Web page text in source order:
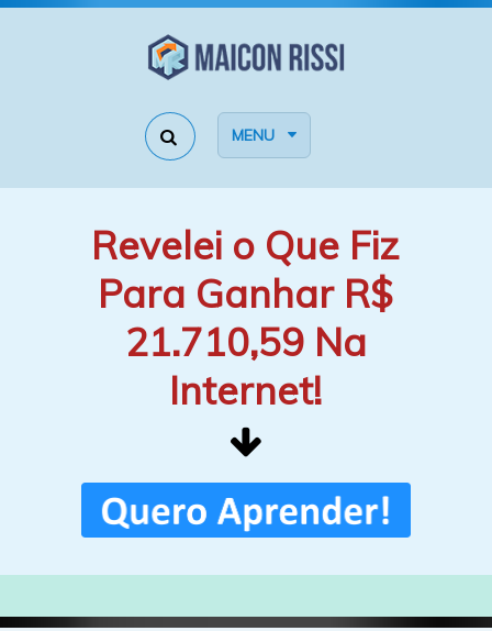
MENU
Revelei o Que Fiz
Para Ganhar R$
21.710,59 Na
Internet!